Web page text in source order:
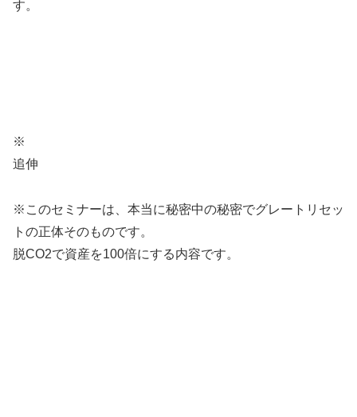
す。
※
追伸
※このセミナーは、本当に秘密中の秘密でグレートリセッ
トの正体そのものです。
脱CO2で資産を100倍にする内容です。